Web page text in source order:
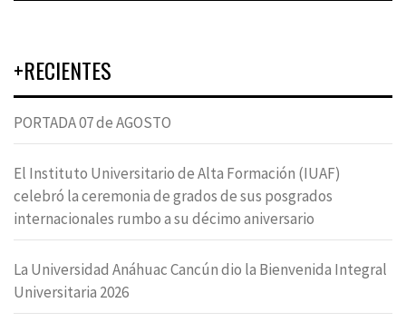
+RECIENTES
PORTADA 07 de AGOSTO
El Instituto Universitario de Alta Formación (IUAF)
celebró la ceremonia de grados de sus posgrados
internacionales rumbo a su décimo aniversario
La Universidad Anáhuac Cancún dio la Bienvenida Integral
Universitaria 2026